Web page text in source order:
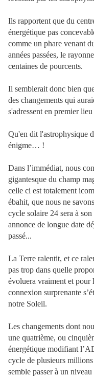
Ils rapportent que du
énergétique pas
comme un phare venant
années passées, le
centaines de pourcents.
Il semblerait donc bien
des changements qui
s'adressent en premier
Qu'en dit l'astrophysique
énigme… !
Dans l’immédiat, nous
gigantesque du champ
celle ci est totalement
ébahit, que nous ne
cycle solaire 24 sera à
annonce de longue date
passé...
La Terre ralentit, et ce
pas trop dans quelle
évoluera vraiment et pour
connexion surprenante
notre Soleil.
Les changements dont
une quatrième, ou
énergétique modifiant
cycle de plusieurs millions
semble passer à un